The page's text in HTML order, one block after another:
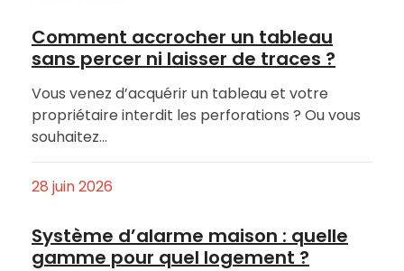
Comment accrocher un tableau
sans percer ni laisser de traces ?
Vous venez d’acquérir un tableau et votre
propriétaire interdit les perforations ? Ou vous
souhaitez…
28 juin 2026
Système d’alarme maison : quelle
gamme pour quel logement ?